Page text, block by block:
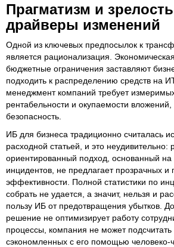
Прагматизм и
драйверы изменений
Одной из ключевых предпосылок к
является рационализация.
бюджетные ограничения заставляют
подходить к распределению средств на
менеджмент компаний требует
рентабельности и окупаемости
безопасность.
ИБ для бизнеса традиционно считалась
расходной статьей, и это неудивительно:
ориентированный подход, основанный на
инцидентов, не предлагает прозрачных и
эффективности. Полной статистики по
собрать не удается, а значит, нельзя и
пользу ИБ от предотвращения убытков.
решение не оптимизирует работу
процессы, компания не может подсчитать
сэкономленных с его помощью человеко-